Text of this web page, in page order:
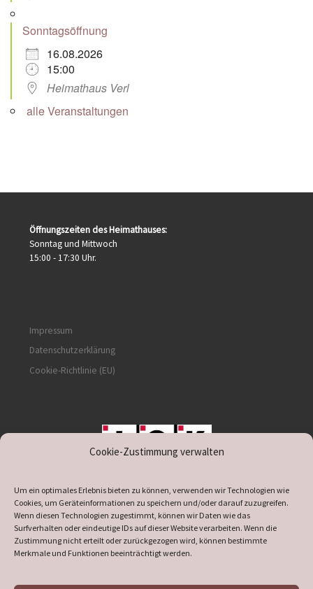
Cookie-Zustimmung verwalten
Um ein optimales Erlebnis bieten zu können, verwenden wir Technologien wie
Cookies, um Geräteinformationen zu speichern und/oder darauf zuzugreifen.
Wenn diesen Technologien zugestimmt, können wir Daten wie das
Surfverhalten oder eindeutige IDs auf dieser Website verarbeiten. Wenn die
Zustimmung nicht erteilt oder zurückgezogen wird, können bestimmte
Merkmale und Funktionen beeinträchtigt werden.
Sonntagsöffnung
16.08.2026
15:00
Heimathaus Verl
alle Veranstaltungen
Öffnungszeiten des Heimathauses:
Sonntag und Mittwoch
15:00 - 17:30 Uhr.
Impressum
Datenschutzerklärung
Cookie-Richtlinie (EU)
supported by DÖ